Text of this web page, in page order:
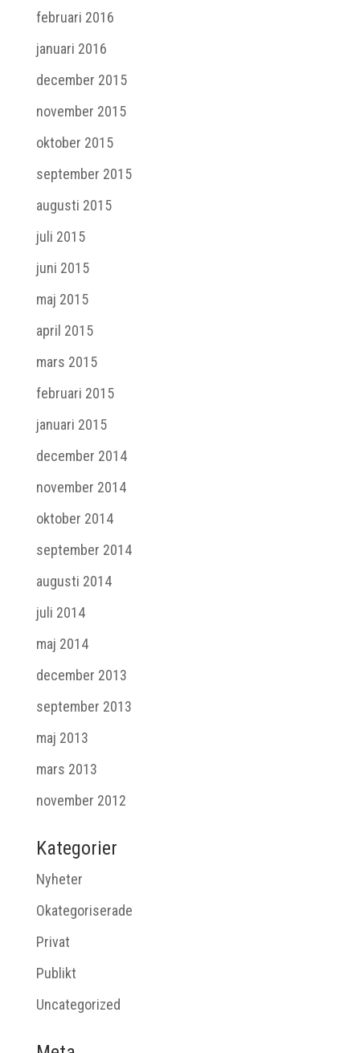
februari 2016
januari 2016
december 2015
november 2015
oktober 2015
september 2015
augusti 2015
juli 2015
juni 2015
maj 2015
april 2015
mars 2015
februari 2015
januari 2015
december 2014
november 2014
oktober 2014
september 2014
augusti 2014
juli 2014
maj 2014
december 2013
september 2013
maj 2013
mars 2013
november 2012
Kategorier
Nyheter
Okategoriserade
Privat
Publikt
Uncategorized